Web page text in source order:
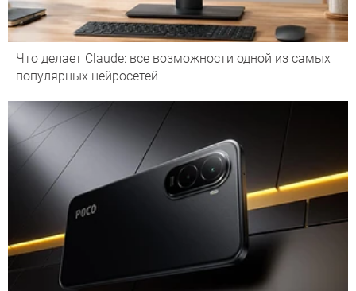
Что делает Сlaude: все возможности одной из самых
популярных нейросетей